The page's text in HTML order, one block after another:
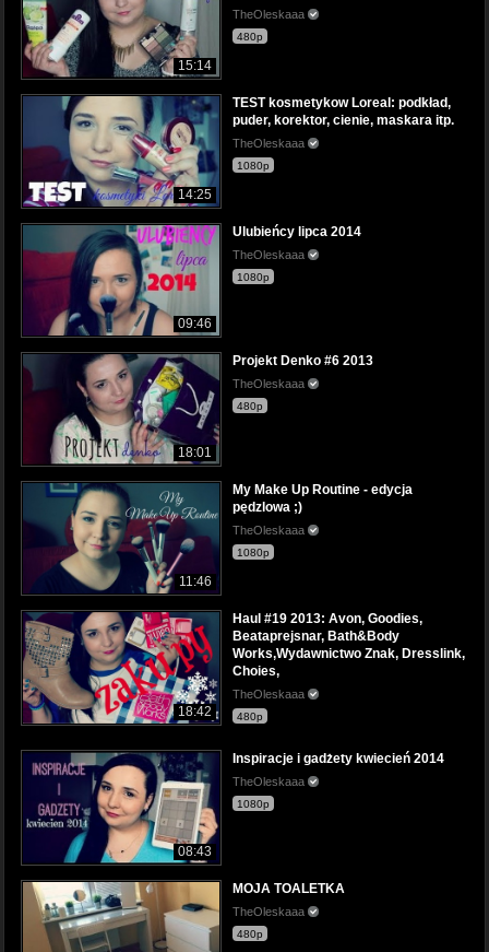
15:14
TheOleskaaa
480p
14:25
TEST kosmetykow Loreal: podkład,
puder, korektor, cienie, maskara itp.
TheOleskaaa
1080p
09:46
Ulubieńcy lipca 2014
TheOleskaaa
1080p
18:01
Projekt Denko #6 2013
TheOleskaaa
480p
11:46
My Make Up Routine - edycja
pędzlowa ;)
TheOleskaaa
1080p
18:42
Haul #19 2013: Avon, Goodies,
Beataprejsnar, Bath&Body
Works,Wydawnictwo Znak, Dresslink,
Choies,
TheOleskaaa
480p
08:43
Inspiracje i gadżety kwiecień 2014
TheOleskaaa
1080p
MOJA TOALETKA
TheOleskaaa
480p